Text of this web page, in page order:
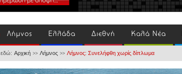
Λήμνος Ελλάδα Διεθνή Καλά Νέα
εδώ: Αρχική >> Λήμνος >> Λήμνος: Συνελήφθη χωρίς δίπλωμα